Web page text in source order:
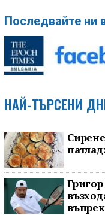
Последвайте ни
НАЙ-ТЪРСЕНИ